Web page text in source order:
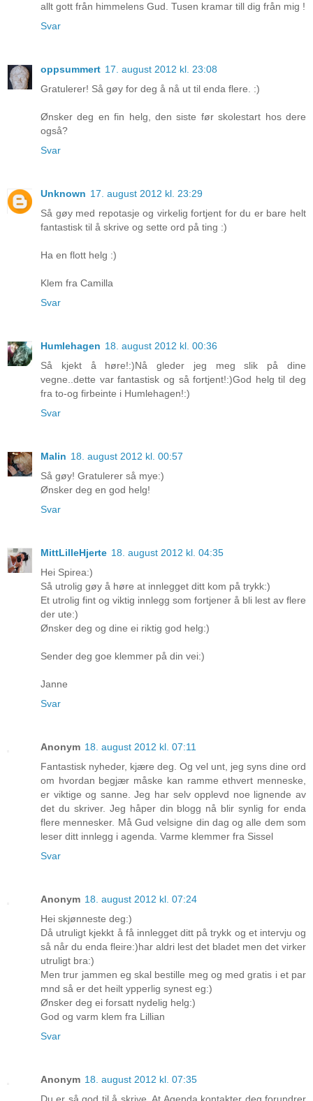
allt gott från himmelens Gud. Tusen kramar till dig från mig !
Svar
oppsummert 17. august 2012 kl. 23:08
Gratulerer! Så gøy for deg å nå ut til enda flere. :)
Ønsker deg en fin helg, den siste før skolestart hos dere
også?
Svar
Unknown 17. august 2012 kl. 23:29
Så gøy med repotasje og virkelig fortjent for du er bare helt
fantastisk til å skrive og sette ord på ting :)
Ha en flott helg :)
Klem fra Camilla
Svar
Humlehagen 18. august 2012 kl. 00:36
Så kjekt å høre!:)Nå gleder jeg meg slik på dine
vegne..dette var fantastisk og så fortjent!:)God helg til deg
fra to-og firbeinte i Humlehagen!:)
Svar
Malin 18. august 2012 kl. 00:57
Så gøy! Gratulerer så mye:)
Ønsker deg en god helg!
Svar
MittLilleHjerte 18. august 2012 kl. 04:35
Hei Spirea:)
Så utrolig gøy å høre at innlegget ditt kom på trykk:)
Et utrolig fint og viktig innlegg som fortjener å bli lest av flere
der ute:)
Ønsker deg og dine ei riktig god helg:)
Sender deg goe klemmer på din vei:)
Janne
Svar
Anonym 18. august 2012 kl. 07:11
Fantastisk nyheder, kjære deg. Og vel unt, jeg syns dine ord
om hvordan begjær måske kan ramme ethvert menneske,
er viktige og sanne. Jeg har selv opplevd noe lignende av
det du skriver. Jeg håper din blogg nå blir synlig for enda
flere mennesker. Må Gud velsigne din dag og alle dem som
leser ditt innlegg i agenda. Varme klemmer fra Sissel
Svar
Anonym 18. august 2012 kl. 07:24
Hei skjønneste deg:)
Då utruligt kjekkt å få innlegget ditt på trykk og et intervju og
så når du enda fleire:)har aldri lest det bladet men det virker
utruligt bra:)
Men trur jammen eg skal bestille meg og med gratis i et par
mnd så er det heilt ypperlig synest eg:)
Ønsker deg ei forsatt nydelig helg:)
God og varm klem fra Lillian
Svar
Anonym 18. august 2012 kl. 07:35